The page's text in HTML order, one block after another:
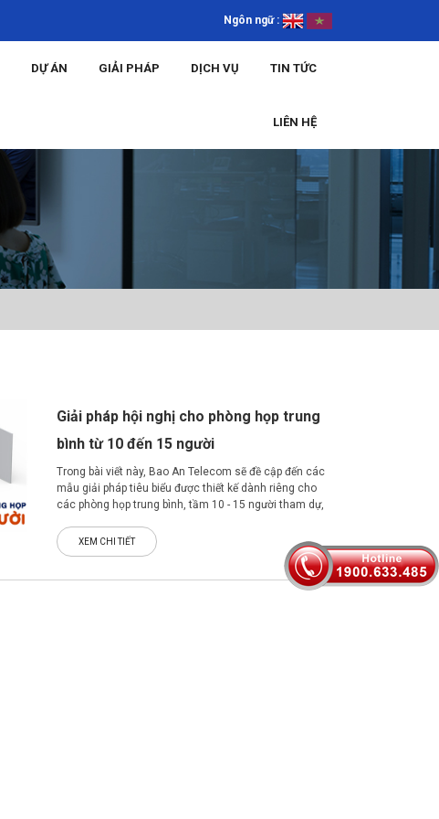
Ngôn ngữ :
DỰ ÁN GIẢI PHÁP DỊCH VỤ TIN TỨC
LIÊN HỆ
Giải pháp hội nghị cho phòng họp trung
bình từ 10 đến 15 người
Trong bài viết này, Bao An Telecom sẽ đề cập đến các
mẫu giải pháp tiêu biểu được thiết kế dành riêng cho
các phòng họp trung bình, tầm 10 - 15 người tham dự,
nghiệp.XEM CHI TIẾT